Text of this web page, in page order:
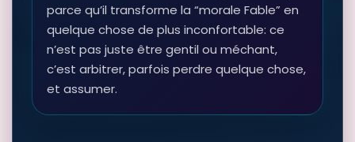
parce qu’il transforme la “morale Fable” en
quelque chose de plus inconfortable: ce
n’est pas juste être gentil ou méchant,
c’est arbitrer, parfois perdre quelque chose,
et assumer.